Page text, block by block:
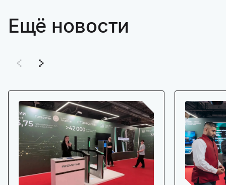
Ещё новости